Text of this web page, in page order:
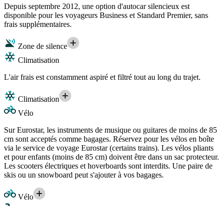
Depuis septembre 2012, une option d'autocar silencieux est
disponible pour les voyageurs Business et Standard Premier, sans
frais supplémentaires.
Zone de silence
Climatisation
L'air frais est constamment aspiré et filtré tout au long du trajet.
Climatisation
Vélo
Sur Eurostar, les instruments de musique ou guitares de moins de 85
cm sont acceptés comme bagages. Réservez pour les vélos en boîte
via le service de voyage Eurostar (certains trains). Les vélos pliants
et pour enfants (moins de 85 cm) doivent être dans un sac protecteur.
Les scooters électriques et hoverboards sont interdits. Une paire de
skis ou un snowboard peut s'ajouter à vos bagages.
Vélo